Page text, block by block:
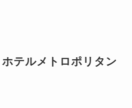
テルメトロポリタン